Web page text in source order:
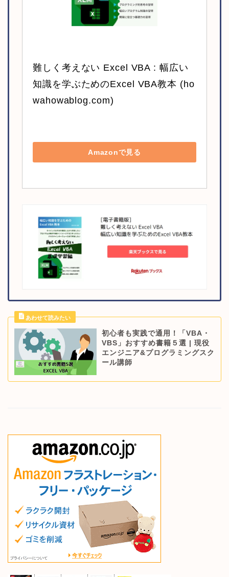
難しく考えない Excel VBA : 幅広い
知識を学ぶためのExcel VBA教本 (ho
wahowablog.com)
Amazonで見る
初心者も実践で通用！「VBA・
VBS」おすすめ書籍５選 | 現役
エンジニア&プログラミングスク
ール講師